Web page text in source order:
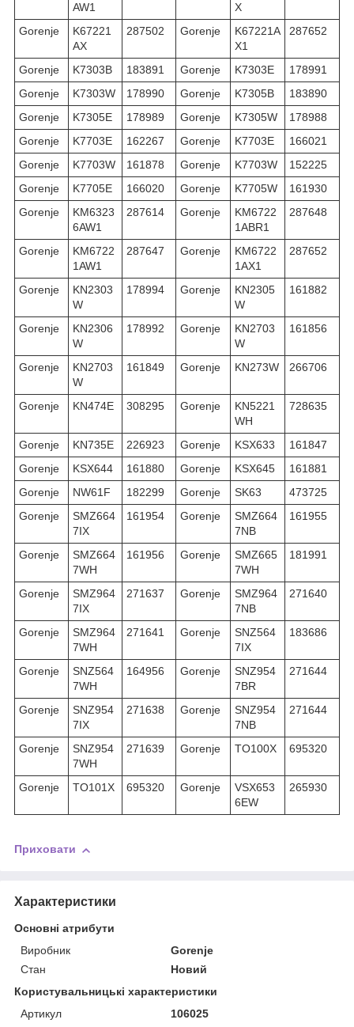
AW1
X
Gorenje
K67221
AX
287502 Gorenje
K67221A
X1
287652
Gorenje K7303B 183891 Gorenje K7303E
178991
Gorenje
K7303W 178990 Gorenje K7305B
183890
Gorenje
K7305E 178989 Gorenje K7305W
178988
Gorenje
K7703E 162267 Gorenje K7703E
166021
Gorenje
K7703W 161878 Gorenje K7703W
152225
Gorenje
K7705E 166020 Gorenje K7705W
161930
Gorenje
KM6323
6AW1
287614 Gorenje
KM6722
1ABR1
287648
Gorenje
KM6722
1AW1
287647 Gorenje
KM6722
1AX1
287652
Gorenje
KN2303
W
178994 Gorenje
KN2305
W
161882
Gorenje
KN2306
W
178992 Gorenje
KN2703
W
161856
Gorenje
KN2703
W
161849 Gorenje KN273W 266706
Gorenje KN474E 308295 Gorenje
KN5221
WH
728635
Gorenje KN735E 226923 Gorenje KSX633
161847
Gorenje
KSX644 161880 Gorenje KSX645
161881
Gorenje
NW61F 182299 Gorenje SK63
473725
Gorenje
SMZ664
7IX
161954 Gorenje
SMZ664
7NB
161955
Gorenje
SMZ664
7WH
161956 Gorenje
SMZ665
7WH
181991
Gorenje
SMZ964
7IX
271637 Gorenje
SMZ964
7NB
271640
Gorenje
SMZ964
7WH
271641 Gorenje
SNZ564
7IX
183686
Gorenje
SNZ564
7WH
164956 Gorenje
SNZ954
7BR
271644
Gorenje
SNZ954
7IX
271638 Gorenje
SNZ954
7NB
271644
Gorenje
SNZ954
7WH
271639 Gorenje TO100X 695320
Gorenje TO101X 695320 Gorenje
VSX653
6EW
265930
Приховати
Характеристики
Основні атрибути
Виробник
Gorenje
Стан
Новий
Користувальницькі характеристики
Артикул
106025